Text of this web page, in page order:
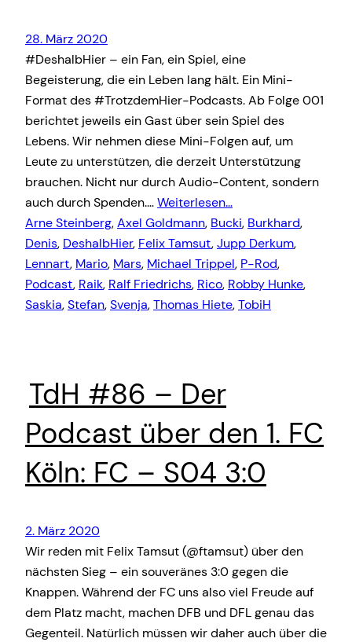
28. März 2020
#DeshalbHier – ein Fan, ein Spiel, eine
Begeisterung, die ein Leben lang hält. Ein Mini-
Format des #TrotzdemHier-Podcasts. Ab Folge 001
berichtet jeweils ein Gast über sein Spiel des
Lebens. Wir nehmen diese Mini-Folgen auf, um
Leute zu unterstützen, die derzeit Unterstützung
brauchen. Nicht nur durch Audio-Content, sondern
auch durch Spenden.…Weiterlesen…
Arne Steinberg, Axel Goldmann, Bucki, Burkhard
Denis, DeshalbHier, Felix Tamsut, Jupp Derkum
Lennart, Mario, Mars, Michael Trippel, P-Rod
Podcast, Raik, Ralf Friedrichs, Rico, Robby Hunke
Saskia, Stefan, Svenja, Thomas Hiete, TobiH
TdH #86 – Der
Podcast über den 1. FC
Köln: FC – S04 3:0
2. März 2020
Wir reden mit Felix Tamsut (@ftamsut) über den
nächsten Sieg – ein souveränes 3:0 gegen die
Knappen. Während der FC uns also viel Freude auf
dem Platz macht, machen DFB und DFL genau das
Gegenteil. Natürlich müssen wir daher auch über die